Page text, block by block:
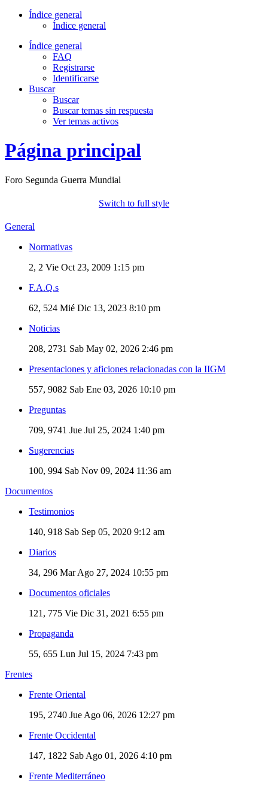
Índice general
Índice general
Índice general
FAQ
Registrarse
Identificarse
Buscar
Buscar
Buscar temas sin respuesta
Ver temas activos
Página principal
Foro Segunda Guerra Mundial
Switch to full style
General
Normativas
2, 2 Vie Oct 23, 2009 1:15 pm
F.A.Q.s
62, 524 Mié Dic 13, 2023 8:10 pm
Noticias
208, 2731 Sab May 02, 2026 2:46 pm
Presentaciones y aficiones relacionadas con la IIGM
557, 9082 Sab Ene 03, 2026 10:10 pm
Preguntas
709, 9741 Jue Jul 25, 2024 1:40 pm
Sugerencias
100, 994 Sab Nov 09, 2024 11:36 am
Documentos
Testimonios
140, 918 Sab Sep 05, 2020 9:12 am
Diarios
34, 296 Mar Ago 27, 2024 10:55 pm
Documentos oficiales
121, 775 Vie Dic 31, 2021 6:55 pm
Propaganda
55, 655 Lun Jul 15, 2024 7:43 pm
Frentes
Frente Oriental
195, 2740 Jue Ago 06, 2026 12:27 pm
Frente Occidental
147, 1822 Sab Ago 01, 2026 4:10 pm
Frente Mediterráneo